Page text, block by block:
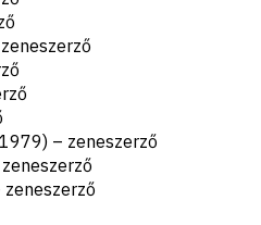
– zeneszerző